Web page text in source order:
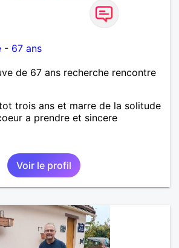
- 67 ans
de 67 ans recherche rencontre
trois ans et marre de la solitude
a prendre et sincere
Voir le profil